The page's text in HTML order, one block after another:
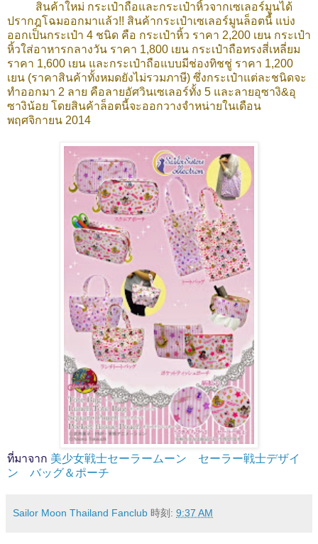
สินค้าใหม่ กระเป๋าถือและกระเป๋าหิ้วจากเซเลอร์มูนได้
ปรากฎโฉมออกมาแล้ว!! สินค้ากระเป๋าเซเลอร์มูนล็อตนี้ แบ่ง
ออกเป็นกระเป๋า 4 ชนิด คือ กระเป๋าหิ้ว ราคา 2,200 เยน กระเป๋า
หิ้วใส่อาหารกลางวัน ราคา 1,800 เยน กระเป๋าถือทรงสี่เหลี่ยม
ราคา 1,600 เยน และกระเป๋าถือแบบมีช่องทิชชู่ ราคา 1,200
เยน (ราคาสินค้าทั้งหมดยังไม่รวมภาษี) ซึ่งกระเป๋าแต่ละชนิดจะ
ทำออกมา 2 ลาย คือลายอัศวินเซเลอร์ทั้ง 5 และลายอุซางิ&อุ
ซางิน้อย โดยสินค้าล็อตนี้จะออกวางจำหน่ายในเดือน
พฤศจิกายน 2014
ที่มาจาก 美少女戦士セーラームーン セーラー戦士デザイ
ン バッグ＆ポーチ
Sailor Moon Thailand Fanclub 時刻: 9:37 AM